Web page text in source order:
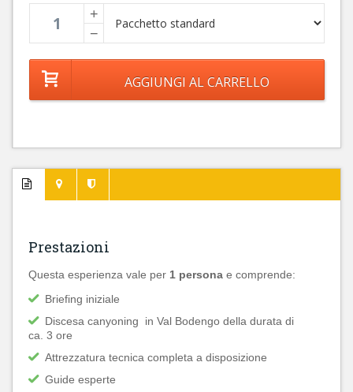
+
−
Prestazioni
Questa esperienza vale per 1 persona e comprende:
Briefing iniziale
Discesa canyoning in Val Bodengo della durata di
ca. 3 ore
Attrezzatura tecnica completa a disposizione
Guide esperte